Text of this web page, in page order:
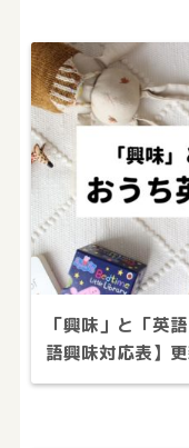
「興味」と「英
語興味対応表】